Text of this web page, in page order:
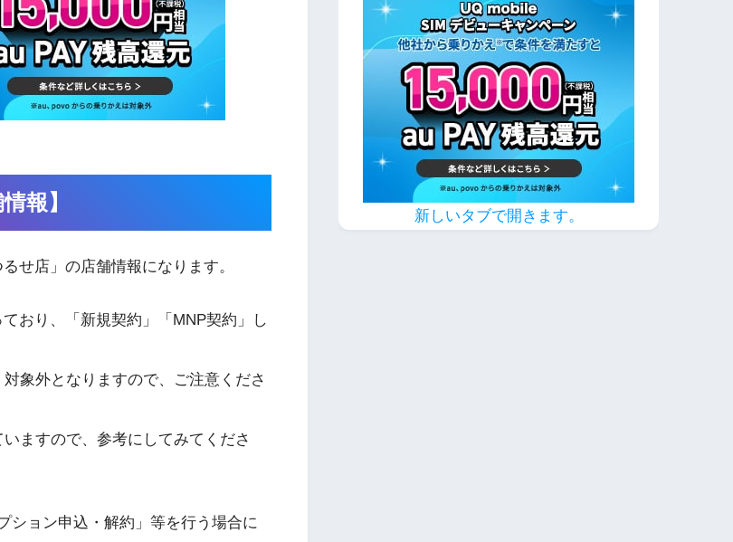
報】
せ店」の店舗情報になります。
おり、「新規契約」「MNP契約」し
象外となりますので、ご注意くださ
ますので、参考にしてみてくださ
ション申込・解約」等を行う場合に
新しいタブで開きます。